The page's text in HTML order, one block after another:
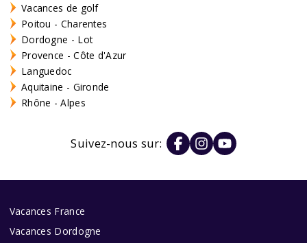
Vacances de golf
Poitou - Charentes
Dordogne - Lot
Provence - Côte d'Azur
Languedoc
Aquitaine - Gironde
Rhône - Alpes
Suivez-nous sur:
Vacances France
Vacances Dordogne